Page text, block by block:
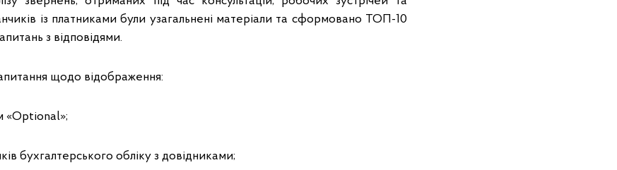
із платниками були узагальнені матеріали та сформовано ТОП-10
з відповідями.
щодо відображення:
«Optional»;
бухгалтерського обліку з довідниками;